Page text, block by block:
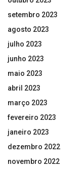
setembro 2023
agosto 2023
julho 2023
junho 2023
maio 2023
abril 2023
março 2023
fevereiro 2023
janeiro 2023
dezembro 2022
novembro 2022